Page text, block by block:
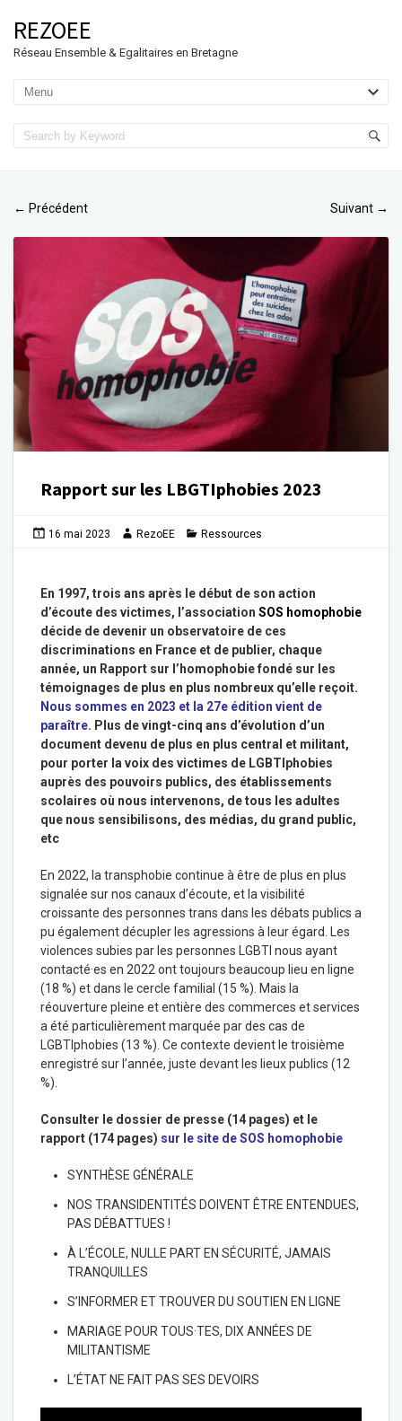
REZOEE
Réseau Ensemble & Egalitaires en Bretagne
← Précédent Suivant →
Rapport sur les LBGTIphobies 2023
16 mai 2023 RezoEE Ressources
En 1997, trois ans après le début de son action
d’écoute des victimes, l’association SOS homophobie
décide de devenir un observatoire de ces
discriminations en France et de publier, chaque
année, un Rapport sur l’homophobie fondé sur les
témoignages de plus en plus nombreux qu’elle reçoit.
Nous sommes en 2023 et la 27e édition vient de
paraître. Plus de vingt-cinq ans d’évolution d’un
document devenu de plus en plus central et militant,
pour porter la voix des victimes de LGBTIphobies
auprès des pouvoirs publics, des établissements
scolaires où nous intervenons, de tous les adultes
que nous sensibilisons, des médias, du grand public,
etc
En 2022, la transphobie continue à être de plus en plus
signalée sur nos canaux d’écoute, et la visibilité
croissante des personnes trans dans les débats publics a
pu également décupler les agressions à leur égard. Les
violences subies par les personnes LGBTI nous ayant
contacté·es en 2022 ont toujours beaucoup lieu en ligne
(18 %) et dans le cercle familial (15 %). Mais la
réouverture pleine et entière des commerces et services
a été particulièrement marquée par des cas de
LGBTIphobies (13 %). Ce contexte devient le troisième
enregistré sur l’année, juste devant les lieux publics (12
%).
Consulter le dossier de presse (14 pages) et le
rapport (174 pages) sur le site de SOS homophobie
SYNTHÈSE GÉNÉRALE
NOS TRANSIDENTITÉS DOIVENT ÊTRE ENTENDUES,
PAS DÉBATTUES !
À L’ÉCOLE, NULLE PART EN SÉCURITÉ, JAMAIS
TRANQUILLES
S’INFORMER ET TROUVER DU SOUTIEN EN LIGNE
MARIAGE POUR TOUS·TES, DIX ANNÉES DE
MILITANTISME
L’ÉTAT NE FAIT PAS SES DEVOIRS